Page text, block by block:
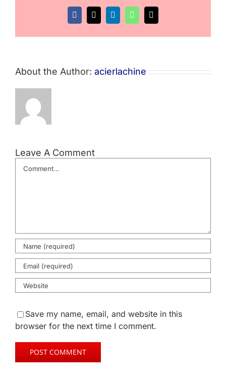
Facebook
X LinkedInWhatsApp
Email
About the Author: acierlachine
Leave A Comment
Comment
Save my name, email, and website in this
browser for the next time I comment.